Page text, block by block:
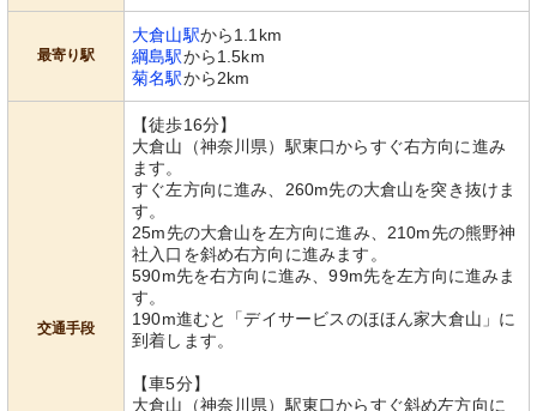
最寄り駅
大倉山駅から1.1km
綱島駅から1.5km
菊名駅から2km
交通手段
【徒歩16分】
大倉山（神奈川県）駅東口からすぐ右方向に進み
ます。
すぐ左方向に進み、260m先の大倉山を突き抜けま
す。
25m先の大倉山を左方向に進み、210m先の熊野神
社入口を斜め右方向に進みます。
590m先を右方向に進み、99m先を左方向に進みま
す。
190m進むと「デイサービスのほほん家大倉山」に
到着します。
【車5分】
大倉山（神奈川県）駅東口からすぐ斜め左方向に